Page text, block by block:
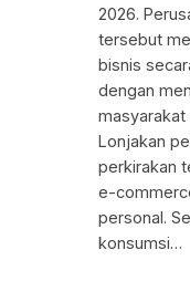
2026.
tersebut
bisnis
dengan
masyarakat
Lonjakan
perkirakan
e-
personal.
konsumsi…